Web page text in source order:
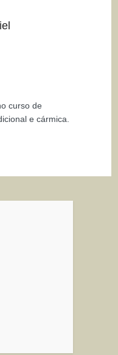
curso de
e cármica.